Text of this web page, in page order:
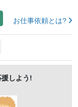
小型犬
陸上動物
毛が抜ける
お仕事依頼とは?
しよう!